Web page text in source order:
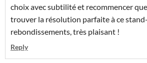
choix avec subtilité et recommencer
trouver la résolution parfaite à ce
rebondissements, très plaisant !
Reply